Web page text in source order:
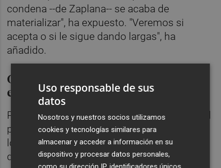
condena --de Zaplana-- se acaba de
materializar", ha expuesto. "Veremos si
acepta o si le sigue dando largas", ha
añadido.
Gasto de la actuación de Francisco
el 9 d'Octubre
Por otro lado, y en el marco de esta "vuelta al
pasado" del PP en la Comunitat Valenciana,
los socialistas han solicitado a la Generalitat
que les informe del gasto que ha supuesto
Uso responsable de sus
datos
Nosotros y nuestros socios utilizamos
cookies y tecnologías similares para
almacenar y acceder a información en su
dispositivo y procesar datos personales,